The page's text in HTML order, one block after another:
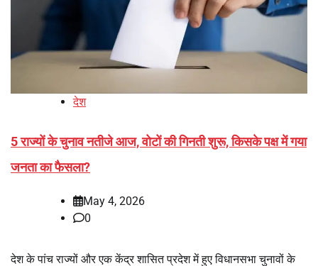
देश
5 राज्यों के चुनाव नतीजे आज, वोटों की गिनती शुरू, किसके पक्ष में गया
जनता का फैसला?
May 4, 2026
0
देश के पांच राज्यों और एक केंद्र शासित प्रदेश में हुए विधानसभा चुनावों के